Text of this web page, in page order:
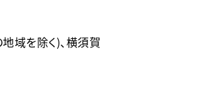
域を除く)、横須賀